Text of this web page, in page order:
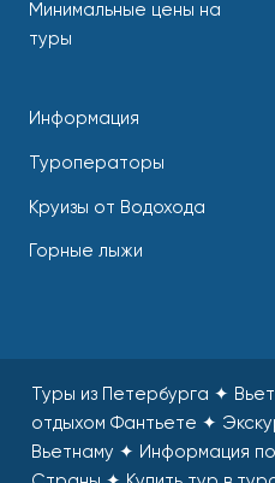
Минимальные цены на
туры
Информация
Туроператоры
Круизы от Водохода
Горные лыжи
Туры из Петербурга ✦
отдыхом Фантьете ✦
Вьетнаму ✦ Информация